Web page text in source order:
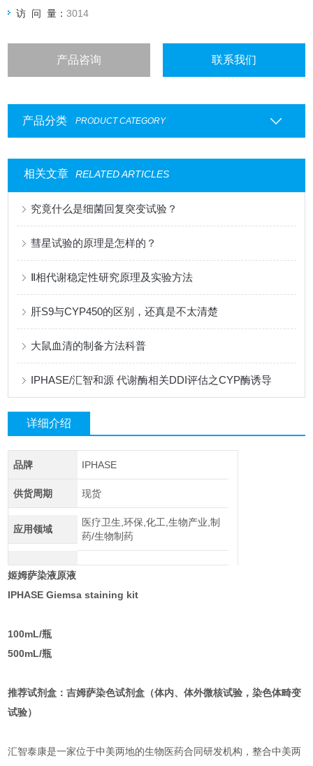
访 问 量：3014
产品咨询 联系我们
产品分类 PRODUCT CATEGORY
相关文章 RELATED ARTICLES
究竟什么是细菌回复突变试验？
彗星试验的原理是怎样的？
Ⅱ相代谢稳定性研究原理及实验方法
肝S9与CYP450的区别，还真是不太清楚
大鼠血清的制备方法科普
IPHASE/汇智和源 代谢酶相关DDI评估之CYP酶诱导
详细介绍
品牌 IPHASE
供货周期 现货
应用领域
医疗卫生,环保,化工,生物产业,制
药/生物制药
姬姆萨染液原液
IPHASE Giemsa staining kit
100mL/瓶
500mL/瓶
推荐试剂盒：吉姆萨染色试剂盒（体内、体外微核试验，染色体畸变
试验）
汇智泰康是一家位于中美两地的生物医药合同研发机构，整合中美两